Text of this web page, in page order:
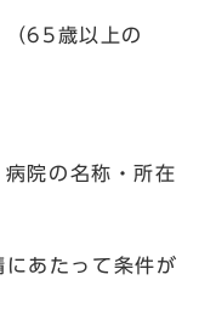
65歳以上の
院の名称・所在
あたって条件が